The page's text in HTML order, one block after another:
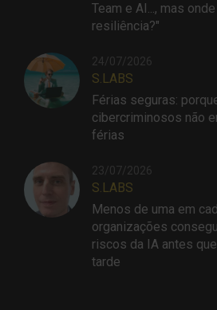
Team e AI..., mas
resiliência?"
24/07/2026
S.LABS
Férias seguras:
cibercriminosos não
férias
23/07/2026
S.LABS
Menos de uma em
organizações
riscos da IA antes
tarde